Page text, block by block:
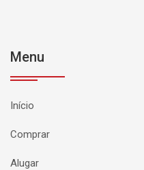
Menu
Início
Comprar
Alugar